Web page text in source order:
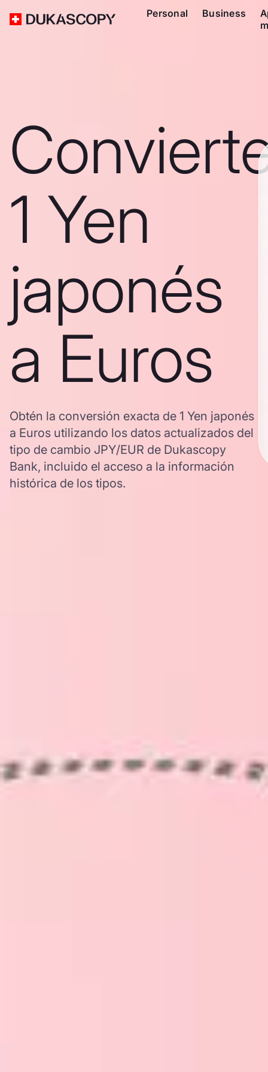
Personal Business
1 Yen
japonés
a Euros
Obtén la conversión exacta de 1 Yen japonés
a Euros utilizando los datos actualizados del
tipo de cambio JPY/EUR de Dukascopy
Bank, incluido el acceso a la información
histórica de los tipos.